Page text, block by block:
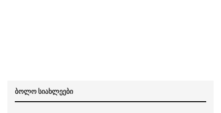
ბოლო სიახლეები